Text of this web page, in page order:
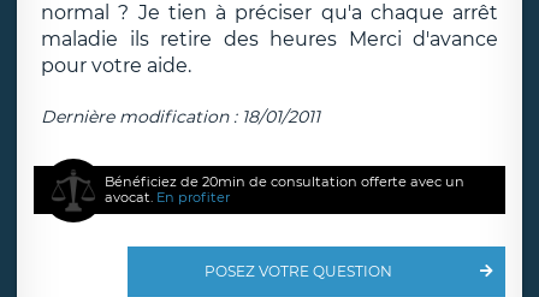
normal ? Je tien à préciser qu'a chaque arrêt
maladie ils retire des heures Merci d'avance
pour votre aide.
Dernière modification : 18/01/2011
Bénéficiez de 20min de consultation offerte avec un
avocat. En profiter
POSEZ VOTRE QUESTION